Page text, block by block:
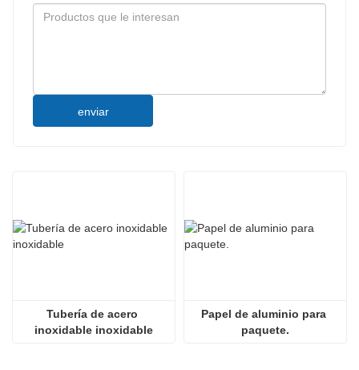
enviar
Tubería de acero
inoxidable inoxidable
Papel de aluminio para
paquete.